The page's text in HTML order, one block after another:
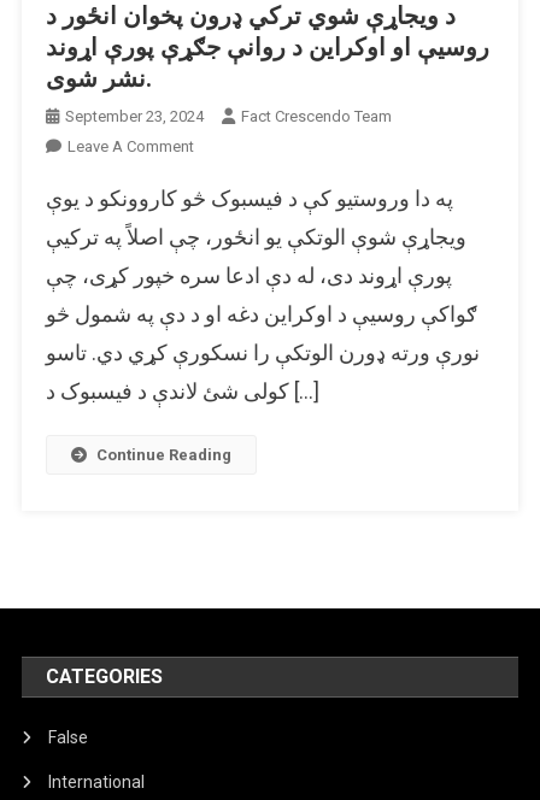
د ویجاړې شوي ترکي ډرون پخوان انځور د
روسیې او اوکراین د روانې جګړې پورې اړوند
نشر شوی.
September 23, 2024
Fact Crescendo Team
Leave A CommentOn
ویجاړې
ترکي
ډرون
پخوان
انځور
د
روسیې
اوکراین
په دا وروستیو کې د فیسبوک څو کاروونکو د یوې
ویجاړې شوې الوتکې یو انځور، چې اصلاً په ترکیې
پورې اړوند دی، له دې ادعا سره خپور کړی، چې
ګواکې روسیې د اوکراین دغه او د دې په شمول څو
نورې ورته ډورن الوتکې را نسکورې کړي دي. تاسو
کولی شئ لاندې د فیسبوک د […]
Continue Reading
CATEGORIES
False
International